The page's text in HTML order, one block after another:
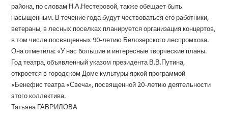
района, по словам Н.А.Нестеровой, также обещает быть
насыщенным. В течение года будут чествоваться его работники,
ветераны, в лесных поселках планируется организация концертов,
в том числе посвященных 90-летию Белозерского леспромхоза.
Она отметила: «У нас большие и интересные творческие планы.
Год театра, объявленный указом президента В.В.Путина,
откроется в городском Доме культуры яркой программой
«Бенефис театра «Свеча», посвященной 20-летию деятельности
этого коллектива.
Татьяна ГАВРИЛОВА